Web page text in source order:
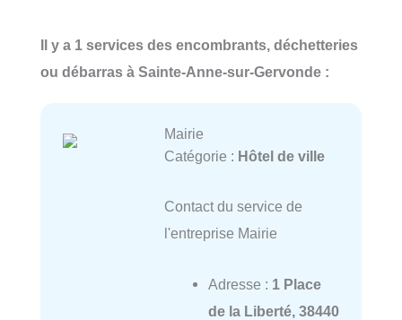
Il y a 1 services des encombrants, déchetteries
ou débarras à Sainte-Anne-sur-Gervonde :
Mairie
Catégorie : Hôtel de ville
Contact du service de
l'entreprise Mairie
Adresse : 1 Place
de la Liberté, 38440